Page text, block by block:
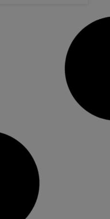
Despeses
(60.000
individual